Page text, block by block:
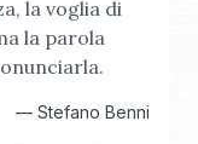
la voglia di
la parola
— Stefano Benni